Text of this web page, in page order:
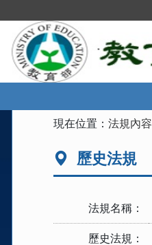
現在位置：法規內容
歷史法規
法規名稱：
歷史法規：